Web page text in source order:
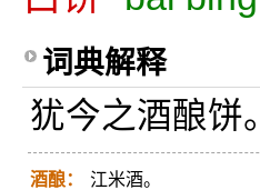
词典解释
犹今之酒酿饼。
酒酿： 江米酒。